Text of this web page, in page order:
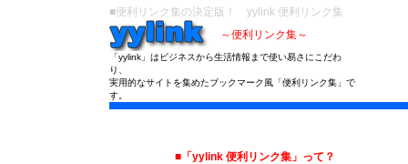
■便利リンク集の決定版！ yylink 便利リンク集
～便利リンク集～
「yylink」はビジネスから生活情報まで使い易さにこだわ
り、
実用的なサイトを集めたブックマーク風「便利リンク集」で
す。
■「yylink 便利リンク集」って？